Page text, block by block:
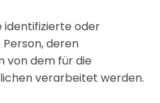
identifizierte oder
deren
von dem für die
verarbeitet werden.